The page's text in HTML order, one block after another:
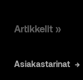
Artikkelit »
Asiakastarinat